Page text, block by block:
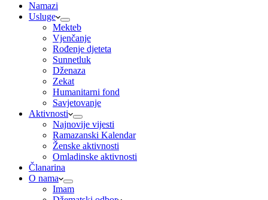
Namazi
Usluge
Mekteb
Vjenčanje
Rođenje djeteta
Sunnetluk
Dženaza
Zekat
Humanitarni fond
Savjetovanje
Aktivnosti
Najnovije vijesti
Ramazanski Kalendar
Ženske aktivnosti
Omladinske aktivnosti
Članarina
O nama
Imam